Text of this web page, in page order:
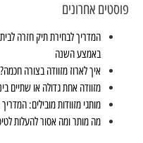
פוסטים אחרונים
המדריך לבחירת תיק חזרה
באמצע השנה
איך לארוז מזוודה בצורה חכמה?
מזוודה אחת גדולה או שתיים
מותגי מזוודות מובילים:
מה מותר ומה אסור להעלות